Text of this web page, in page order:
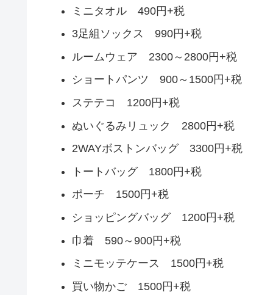
ミニタオル 490円+税
3足組ソックス 990円+税
ルームウェア 2300～2800円+税
ショートパンツ 900～1500円+税
ステテコ 1200円+税
ぬいぐるみリュック 2800円+税
2WAYボストンバッグ 3300円+税
トートバッグ 1800円+税
ポーチ 1500円+税
ショッピングバッグ 1200円+税
巾着 590～900円+税
ミニモッテケース 1500円+税
買い物かご 1500円+税